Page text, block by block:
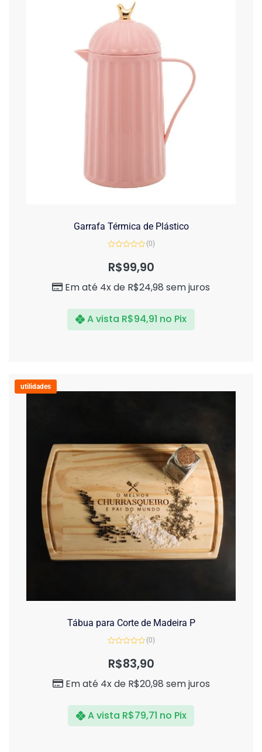
Garrafa Térmica de Plástico
de
(0)
R$99,90
Em até 4x de R$24,98 sem juros
A vista R$94,91 no Pix
utilidades
Tábua para Corte de Madeira P
de
(0)
R$83,90
Em até 4x de R$20,98 sem juros
A vista R$79,71 no Pix